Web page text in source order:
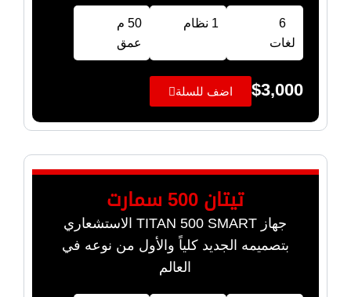
6
لغات
1 نظام
50 م
عمق
$3,000 اضف للسلة
تيتان 500 سمارت
جهاز TITAN 500 SMART الاستشعاري
بتصميمه الجديد كلياً والأول من نوعه في
العالم